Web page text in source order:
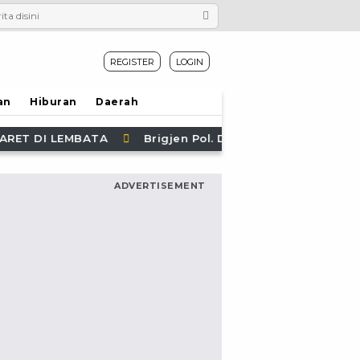
REGISTER LOGIN
Hiburan Daerah
Pol. Dr. Mokhamad Ngajib Tegas: STOP Pembakaran
ADVERTISEMENT